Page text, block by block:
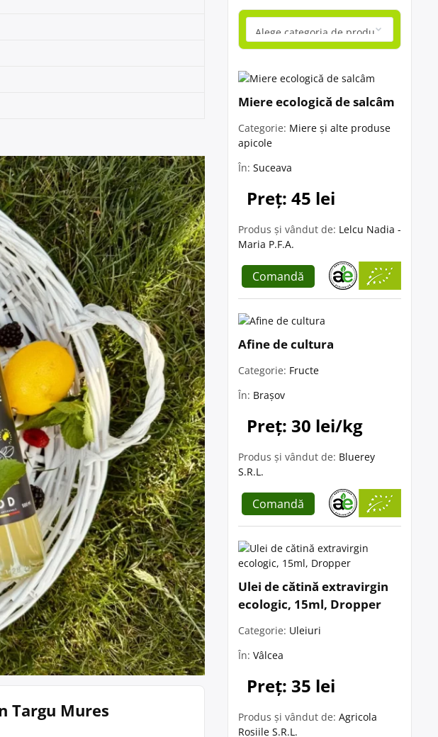
Targu Mures
Miere ecologică de salcâm
Categorie: Miere și alte produse
apicole
În: Suceava
Preț: 45 lei
Produs și vândut de: Lelcu Nadia -
Maria P.F.A.
Comandă
Afine de cultura
Categorie: Fructe
În: Brașov
Preț: 30 lei/kg
Produs și vândut de: Bluerey
S.R.L.
Comandă
Ulei de cătină extravirgin
ecologic, 15ml, Dropper
Categorie: Uleiuri
În: Vâlcea
Preț: 35 lei
Produs și vândut de: Agricola
Rosiile S.R.L.